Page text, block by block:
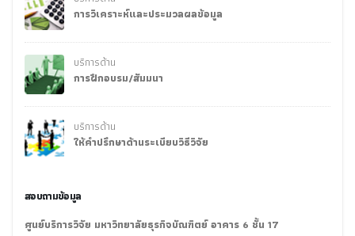
การวิเคราะห์และประมวลผลข้อมูล
บริการด้าน
การฝึกอบรม/สัมมนา
บริการด้าน
ให้คำปรึกษาด้านระเบียบวิธีวิจัย
สอบถามข้อมูล
ศูนย์บริการวิจัย มหาวิทยาลัยธุรกิจบัณฑิตย์ อาคาร 6 ชั้น 17